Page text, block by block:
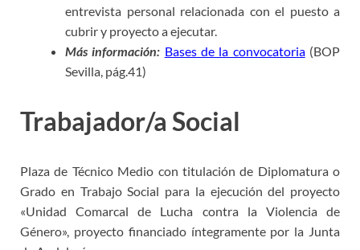
entrevista personal relacionada con el puesto a
cubrir y proyecto a ejecutar.
Más información: Bases de la convocatoria(BOP
Sevilla, pág.41)
Trabajador/a Social
Plaza de Técnico Medio con titulación de Diplomatura o
Grado en Trabajo Social para la ejecución del proyecto
«Unidad Comarcal de Lucha contra la Violencia de
Género», proyecto financiado íntegramente por la Junta